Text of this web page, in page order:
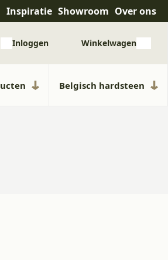
20 jaar ervaring
Inspiratie Showroom Over ons
Belgisch hardsteen
Inloggen Winkelwagen